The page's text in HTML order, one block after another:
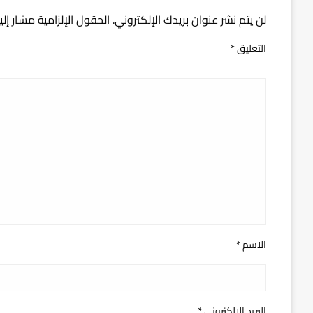
لن يتم نشر عنوان بريدك الإلكتروني.الحقول الإلزامية مشار
التعليق*
الاسم*